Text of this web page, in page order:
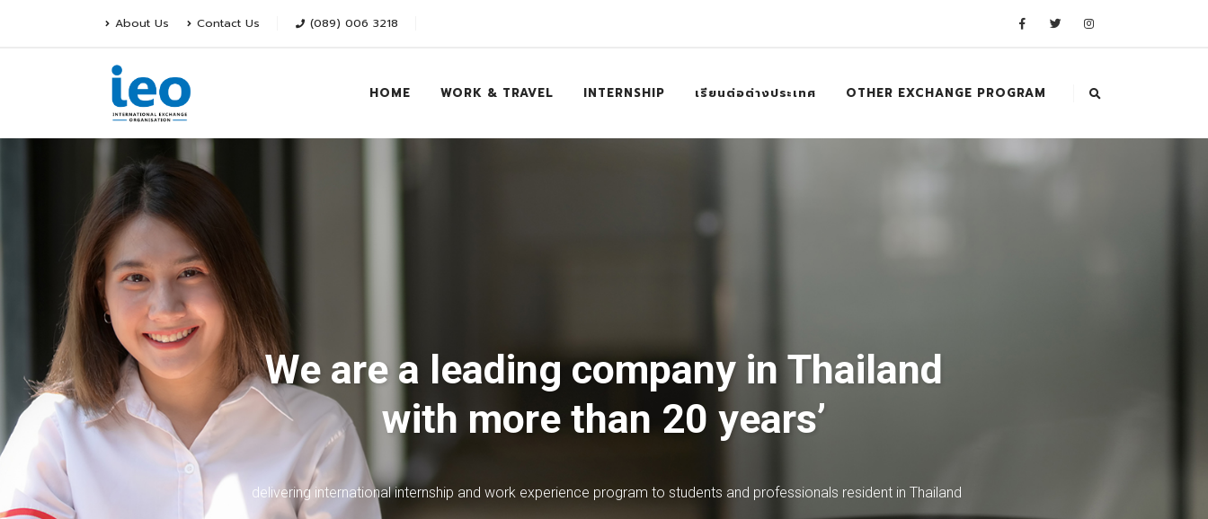
About Us Contact Us (089) 006 3218
HOME WORK & TRAVEL INTERNSHIP เรียนต่อต่างประเทศ OTHER EXCHANGE PROGRAM
We are a leading company in Thailand
with more than 20 years’
delivering international internship and work experience program to students and professionals resident in Thailand